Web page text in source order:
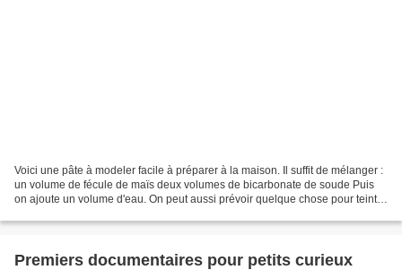
Voici une pâte à modeler facile à préparer à la maison. Il suffit de mélanger :
un volume de fécule de maïs deux volumes de bicarbonate de soude Puis
on ajoute un volume d'eau. On peut aussi prévoir quelque chose pour teinter
Premiers documentaires pour petits curieux